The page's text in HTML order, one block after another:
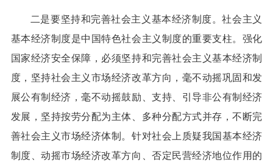
二是要坚持和完善社会主义基本经济制度。社会主义
基本经济制度是中国特色社会主义制度的重要支柱。强化
国家经济安全保障，必须坚持和完善社会主义基本经济制
度，坚持社会主义市场经济改革方向，毫不动摇巩固和发
展公有制经济，毫不动摇鼓励、支持、引导非公有制经济
发展，坚持按劳分配为主体、多种分配方式并存，不断完
善社会主义市场经济体制。针对社会上质疑我国基本经济
制度、动摇市场经济改革方向、否定民营经济地位作用的